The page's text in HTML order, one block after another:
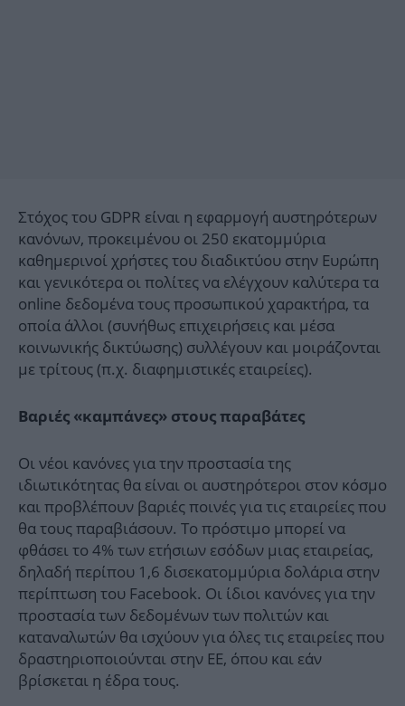
Στόχος του GDPR είναι η εφαρμογή αυστηρότερων
κανόνων, προκειμένου οι 250 εκατομμύρια
καθημερινοί χρήστες του διαδικτύου στην Ευρώπη
και γενικότερα οι πολίτες να ελέγχουν καλύτερα τα
online δεδομένα τους προσωπικού χαρακτήρα, τα
οποία άλλοι (συνήθως επιχειρήσεις και μέσα
κοινωνικής δικτύωσης) συλλέγουν και μοιράζονται
με τρίτους (π.χ. διαφημιστικές εταιρείες).
Βαριές «καμπάνες» στους παραβάτες
Οι νέοι κανόνες για την προστασία της
ιδιωτικότητας θα είναι οι αυστηρότεροι στον κόσμο
και προβλέπουν βαριές ποινές για τις εταιρείες που
θα τους παραβιάσουν. Το πρόστιμο μπορεί να
φθάσει το 4% των ετήσιων εσόδων μιας εταιρείας,
δηλαδή περίπου 1,6 δισεκατομμύρια δολάρια στην
περίπτωση του Facebook. Οι ίδιοι κανόνες για την
προστασία των δεδομένων των πολιτών και
καταναλωτών θα ισχύουν για όλες τις εταιρείες που
δραστηριοποιούνται στην ΕΕ, όπου και εάν
βρίσκεται η έδρα τους.